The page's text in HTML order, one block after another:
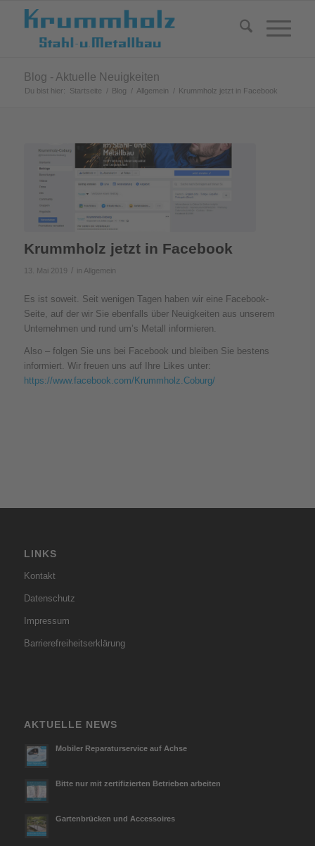
Blog - Aktuelle Neuigkeiten
Du bist hier: Startseite / Blog / Allgemein / Krummholz jetzt in Facebook
Krummholz jetzt in Facebook
13. Mai 2019 / in Allgemein
Es ist soweit. Seit wenigen Tagen haben wir eine Facebook-
Seite, auf der wir Sie ebenfalls über Neuigkeiten aus unserem
Unternehmen und rund um’s Metall informieren.
Also – folgen Sie uns bei Facebook und bleiben Sie bestens
informiert. Wir freuen uns auf Ihre Likes unter:
https://www.facebook.com/Krummholz.Coburg/
LINKS
Kontakt
Datenschutz
Impressum
Barrierefreiheitserklärung
AKTUELLE NEWS
Mobiler Reparaturservice auf Achse
Bitte nur mit zertifizierten Betrieben arbeiten
Gartenbrücken und Accessoires